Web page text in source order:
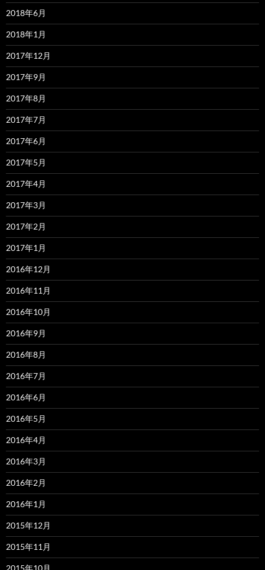
2018年6月
2018年1月
2017年12月
2017年9月
2017年8月
2017年7月
2017年6月
2017年5月
2017年4月
2017年3月
2017年2月
2017年1月
2016年12月
2016年11月
2016年10月
2016年9月
2016年8月
2016年7月
2016年6月
2016年5月
2016年4月
2016年3月
2016年2月
2016年1月
2015年12月
2015年11月
2015年10月